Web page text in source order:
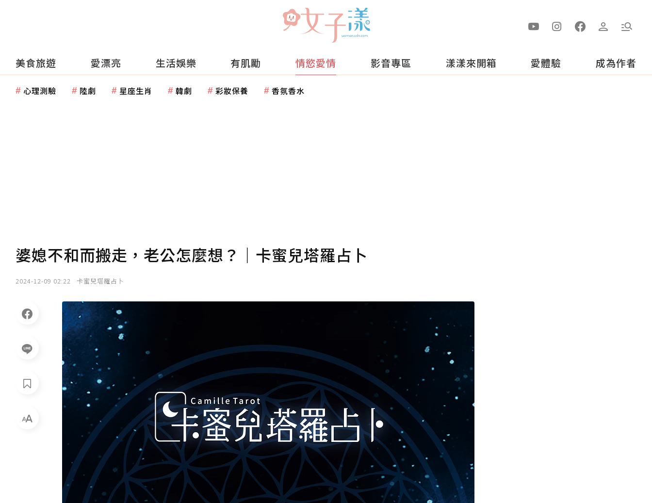
美食旅遊 愛漂亮 生活娛樂 有肌勵 情慾愛情 影音專區 漾漾來開箱 愛體驗 成為作者
心理測驗 陸劇 星座生肖 韓劇 彩妝保養 香氛香水
婆媳不和而搬走，老公怎麼想？｜卡蜜兒塔羅占卜
2024-12-09 02:22 卡蜜兒塔羅占卜